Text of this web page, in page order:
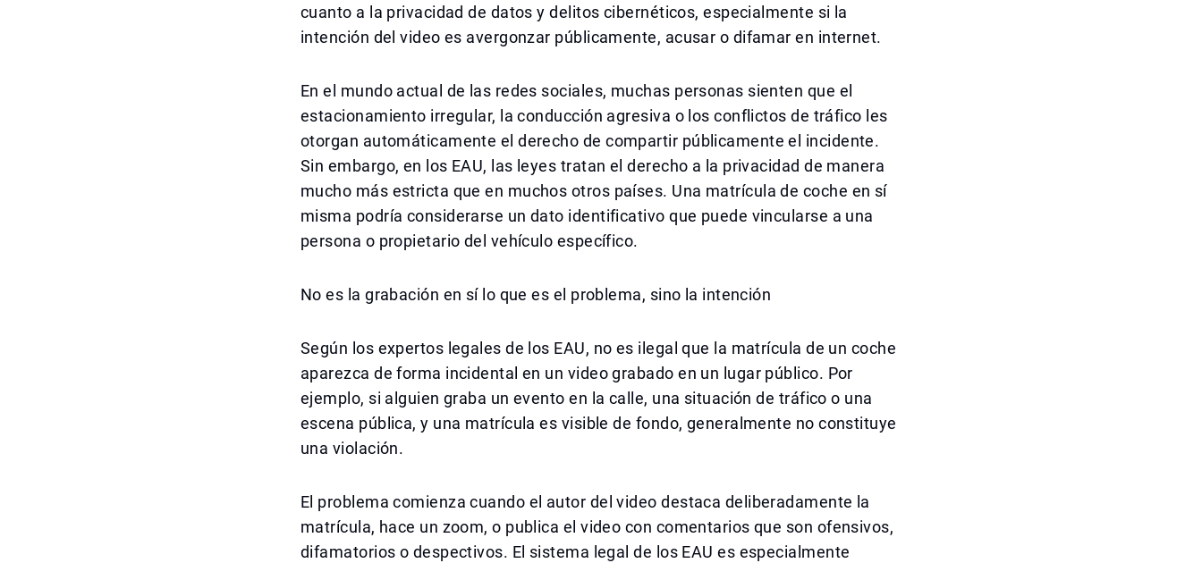
cuanto a la privacidad de datos y delitos cibernéticos, especialmente si la
intención del video es avergonzar públicamente, acusar o difamar en internet.
En el mundo actual de las redes sociales, muchas personas sienten que el
estacionamiento irregular, la conducción agresiva o los conflictos de tráfico les
otorgan automáticamente el derecho de compartir públicamente el incidente.
Sin embargo, en los EAU, las leyes tratan el derecho a la privacidad de manera
mucho más estricta que en muchos otros países. Una matrícula de coche en sí
misma podría considerarse un dato identificativo que puede vincularse a una
persona o propietario del vehículo específico.
No es la grabación en sí lo que es el problema, sino la intención
Según los expertos legales de los EAU, no es ilegal que la matrícula de un coche
aparezca de forma incidental en un video grabado en un lugar público. Por
ejemplo, si alguien graba un evento en la calle, una situación de tráfico o una
escena pública, y una matrícula es visible de fondo, generalmente no constituye
una violación.
El problema comienza cuando el autor del video destaca deliberadamente la
matrícula, hace un zoom, o publica el video con comentarios que son ofensivos,
difamatorios o despectivos. El sistema legal de los EAU es especialmente